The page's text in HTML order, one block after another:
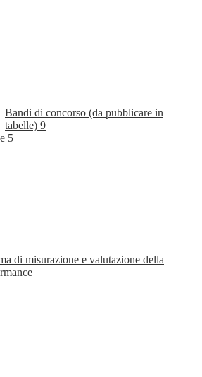
Bandi di concorso (da pubblicare in
tabelle) 9
5
di misurazione e valutazione della